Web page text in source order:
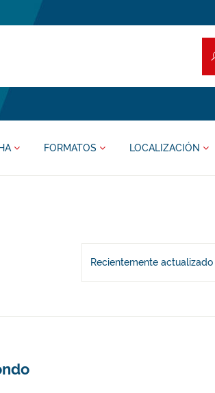
FORMATOS LOCALIZACIÓN
Recientemente actualizado